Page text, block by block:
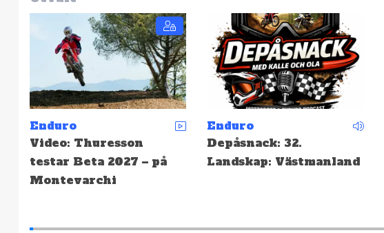
Enduro
Depåsnack: 32.
Landskap: Västmanland
Enduro
SCCS: Resultat från
Hällefors – Högberg